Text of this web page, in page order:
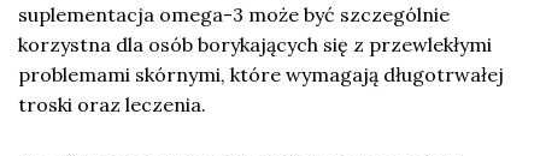
suplementacja omega-3 może być szczególnie
korzystna dla osób borykających się z przewlekłymi
problemami skórnymi, które wymagają długotrwałej
troski oraz leczenia.